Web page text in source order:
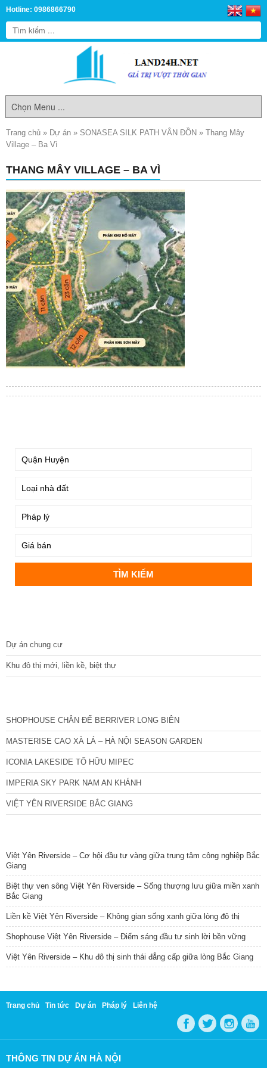
Hotline: 0986866790
Trang chủ » Dự án » SONASEA SILK PATH VÂN ĐỒN » Thang Mây
Village – Ba Vì
THANG MÂY VILLAGE – BA VÌ
Dự án chung cư
Khu đô thị mới, liền kề, biệt thự
SHOPHOUSE CHÂN ĐẾ BERRIVER LONG BIÊN
MASTERISE CAO XÀ LÁ – HÀ NỘI SEASON GARDEN
ICONIA LAKESIDE TỐ HỮU MIPEC
IMPERIA SKY PARK NAM AN KHÁNH
VIỆT YÊN RIVERSIDE BẮC GIANG
Việt Yên Riverside – Cơ hội đầu tư vàng giữa trung tâm công nghiệp Bắc
Giang
Biệt thự ven sông Việt Yên Riverside – Sống thượng lưu giữa miền xanh
Bắc Giang
Liền kề Việt Yên Riverside – Không gian sống xanh giữa lòng đô thị
Shophouse Việt Yên Riverside – Điểm sáng đầu tư sinh lời bền vững
Việt Yên Riverside – Khu đô thị sinh thái đẳng cấp giữa lòng Bắc Giang
Trang chủ Tin tức Dự án Pháp lý Liên hệ
THÔNG TIN DỰ ÁN HÀ NỘI